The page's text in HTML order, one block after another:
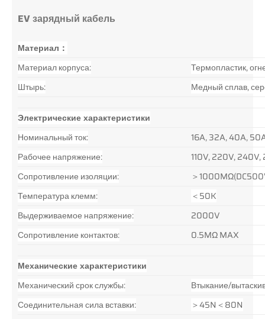
EV зарядный кабель
Материал：
Материал корпуса:
Термопластик,
Штырь:
Медный сплав,
Электрические характеристики
Номинальный ток:
16A, 32A, 40A,
Рабочее напряжение:
110V, 220V,
Сопротивление изоляции:
＞
Температура клемм:
＜50K
Выдерживаемое напряжение:
2000V
Сопротивление контактов:
0.5MΩ MAX
Механические характеристики
Механический срок службы:
Втыкание/
Соединительная сила вставки:
＞45N＜80N